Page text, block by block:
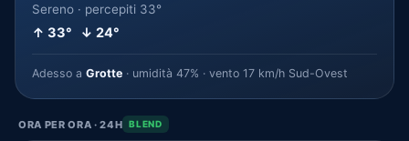
Sereno · percepiti 33°
↑ 33° ↓ 24°
Adesso a Grotte · umidità 47% · vento 17 km/h Sud-Ovest
ORA PER ORA · 24H BLEND